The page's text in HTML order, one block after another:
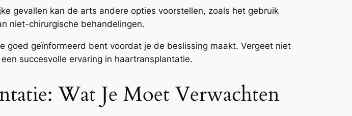
gevallen kan de arts andere opties voorstellen, zoals het gebruik
niet-chirurgische behandelingen.
geïnformeerd bent voordat je de beslissing maakt. Vergeet niet
succesvolle ervaring in haartransplantatie.
Wat Je Moet Verwachten